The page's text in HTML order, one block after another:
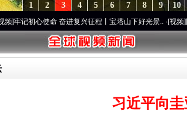
10
9
8
7
6
5
4
3
2
1
使命 奋进复兴征程丨宝塔山下好光景..·[视频]因党而生
习近平向